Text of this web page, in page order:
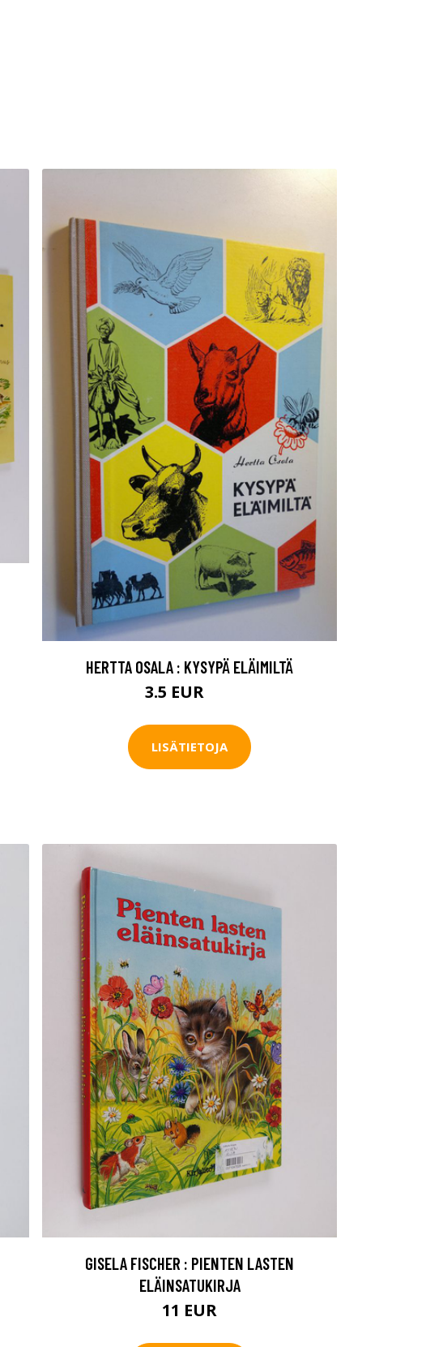
HERTTA OSALA : KYSYPÄ ELÄIMILTÄ
3.5 EUR
LISÄTIETOJA
GISELA FISCHER : PIENTEN LASTEN
ELÄINSATUKIRJA
11 EUR